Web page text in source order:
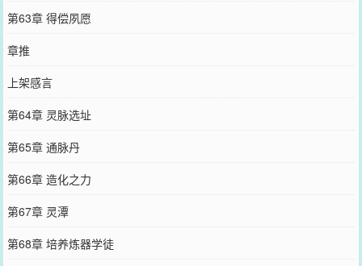
第63章 得偿夙愿
章推
上架感言
第64章 灵脉选址
第65章 通脉丹
第66章 造化之力
第67章 灵潭
第68章 培养炼器学徒